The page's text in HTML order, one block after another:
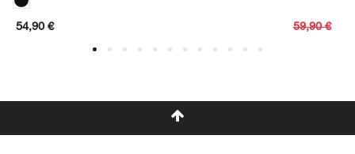
59,90 €
54,90 €